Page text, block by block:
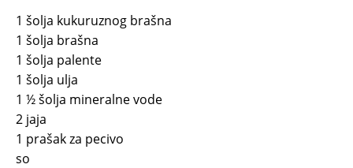
1 šolja kukuruznog brašna
1 šolja brašna
1 šolja palente
1 šolja ulja
1 ½ šolja mineralne vode
2 jaja
1 prašak za pecivo
so